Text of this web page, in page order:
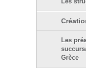
Les
Les
Grèce